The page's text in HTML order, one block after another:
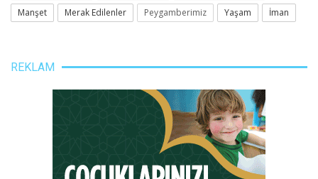
Manşet
Merak Edilenler Peygamberimiz Yaşam İman
REKLAM